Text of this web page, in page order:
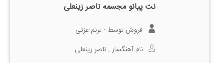
نت پیانو مجسمه ناصر زینعلی
فروش توسط : ترنم عزتی
نام آهنگساز : ناصر زینعلی